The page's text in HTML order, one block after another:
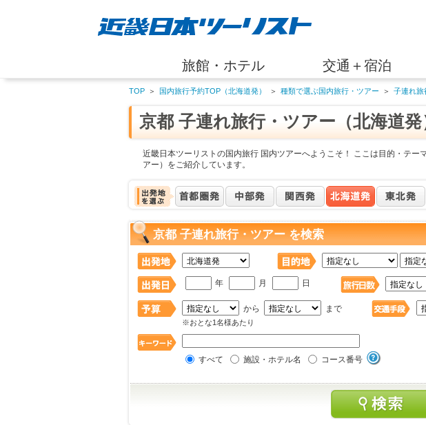
旅館・ホテル 交通＋宿泊
TOP ＞ 国内旅行予約TOP（北海道発） ＞ 種類で選ぶ国内旅行・ツアー ＞ 子連れ旅
京都 子連れ旅行・ツアー（北海道発
近畿日本ツーリストの国内旅行 国内ツアーへようこそ！ ここは目的・テー
アー）をご紹介しています。
京都 子連れ旅行・ツアー を検索
年 月 日
から まで
※おとな1名様あたり
すべて 施設・ホテル名 コース番号